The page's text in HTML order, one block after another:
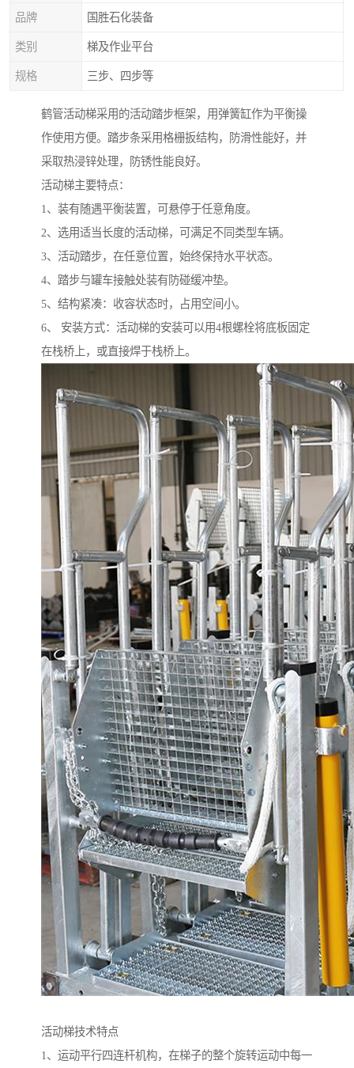
品牌 国胜石化装备
类别 梯及作业平台
规格 三步、四步等
鹤管活动梯采用的活动踏步框架，用弹簧缸作为平衡操
作使用方便。踏步条采用格栅扳结构，防滑性能好，并
采取热浸锌处理，防锈性能良好。
活动梯主要特点：
1、装有随遇平衡装置，可悬停于任意角度。
2、选用适当长度的活动梯，可满足不同类型车辆。
3、活动踏步，在任意位置，始终保持水平状态。
4、踏步与罐车接触处装有防碰缓冲垫。
5、结构紧凑：收容状态时，占用空间小。
6、 安装方式：活动梯的安装可以用4根螺栓将底板固定
在栈桥上，或直接焊于栈桥上。
活动梯技术特点
1、运动平行四连杆机构，在梯子的整个旋转运动中每一